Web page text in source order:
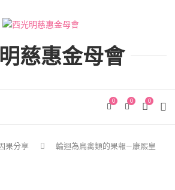
慈惠金母會
0
0
0
果分享
輪迴為鳥禽類的果報—康熙皇